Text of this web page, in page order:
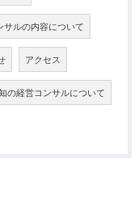
サルの内容について
アクセス
の経営コンサルについて